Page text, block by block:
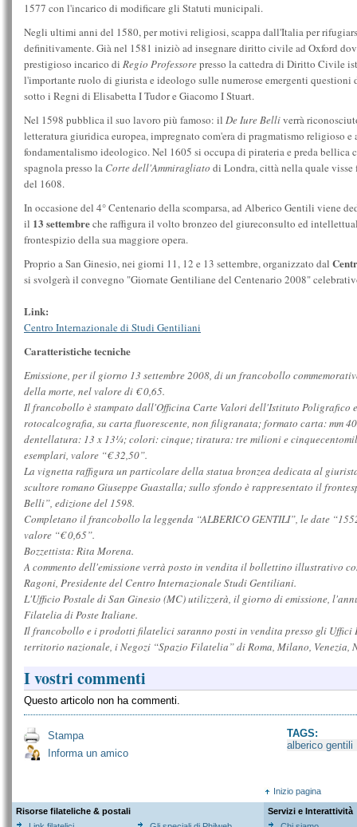
1577 con l'incarico di modificare gli Statuti municipali.
Negli ultimi anni del 1580, per motivi religiosi, scappa dall'Italia per
definitivamente. Già nel 1581 iniziò ad insegnare diritto civile ad Oxford
prestigioso incarico di Regio Professorepresso la cattedra di Diritto Civile
l'importante ruolo di giurista e ideologo sulle numerose emergenti
sotto i Regni di Elisabetta I Tudor e Giacomo I Stuart.
Nel 1598 pubblica il suo lavoro più famoso: il De Iure Belliverrà
letteratura giuridica europea, impregnato com'era di pragmatismo religioso
fondamentalismo ideologico. Nel 1605 si occupa di pirateria e preda bellica
spagnola presso la Corte dell'Ammiragliato di Londra, città nella quale
del 1608.
In occasione del 4° Centenario della scomparsa, ad Alberico Gentili viene
il 13 settembreche raffigura il volto bronzeo del giureconsulto ed
frontespizio della sua maggiore opera.
Proprio a San Ginesio, nei giorni 11, 12 e 13 settembre, organizzato dal
si svolgerà il convegno "Giornate Gentiliane del Centenario 2008"
Link:
Centro Internazionale di Studi Gentiliani
Caratteristiche tecniche
Emissione, per il giorno 13 settembre 2008, di un francobollo
della morte, nel valore di € 0,65.
Il francobollo è stampato dall'Officina Carte Valori dell'Istituto Poligrafico
rotocalcografia, su carta fluorescente, non filigranata; formato carta: mm
dentellatura: 13 x 13¼; colori: cinque; tiratura: tre milioni e
esemplari, valore “€ 32,50”.
La vignetta raffigura un particolare della statua bronzea dedicata al
scultore romano Giuseppe Guastalla; sullo sfondo è rappresentato il
Belli”, edizione del 1598.
Completano il francobollo la leggenda “ALBERICO GENTILI”, le date
valore “€ 0,65”.
Bozzettista: Rita Morena.
A commento dell'emissione verrà posto in vendita il bollettino illustrativo
Ragoni, Presidente del Centro Internazionale Studi Gentiliani.
L'Ufficio Postale di San Ginesio (MC) utilizzerà, il giorno di emissione,
Filatelia di Poste Italiane.
Il francobollo e i prodotti filatelici saranno posti in vendita presso gli
territorio nazionale, i Negozi “Spazio Filatelia” di Roma, Milano, Venezia,
I vostri commenti
Questo articolo non ha commenti.
Stampa
Informa un amico
TAGS:
alberico gentili
Inizio pagina
Risorse filateliche & postali
Servizi e Interattività